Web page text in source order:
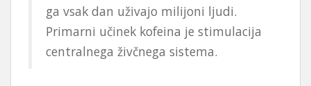
ga vsak dan uživajo milijoni ljudi.
Primarni učinek kofeina je stimulacija
centralnega živčnega sistema.